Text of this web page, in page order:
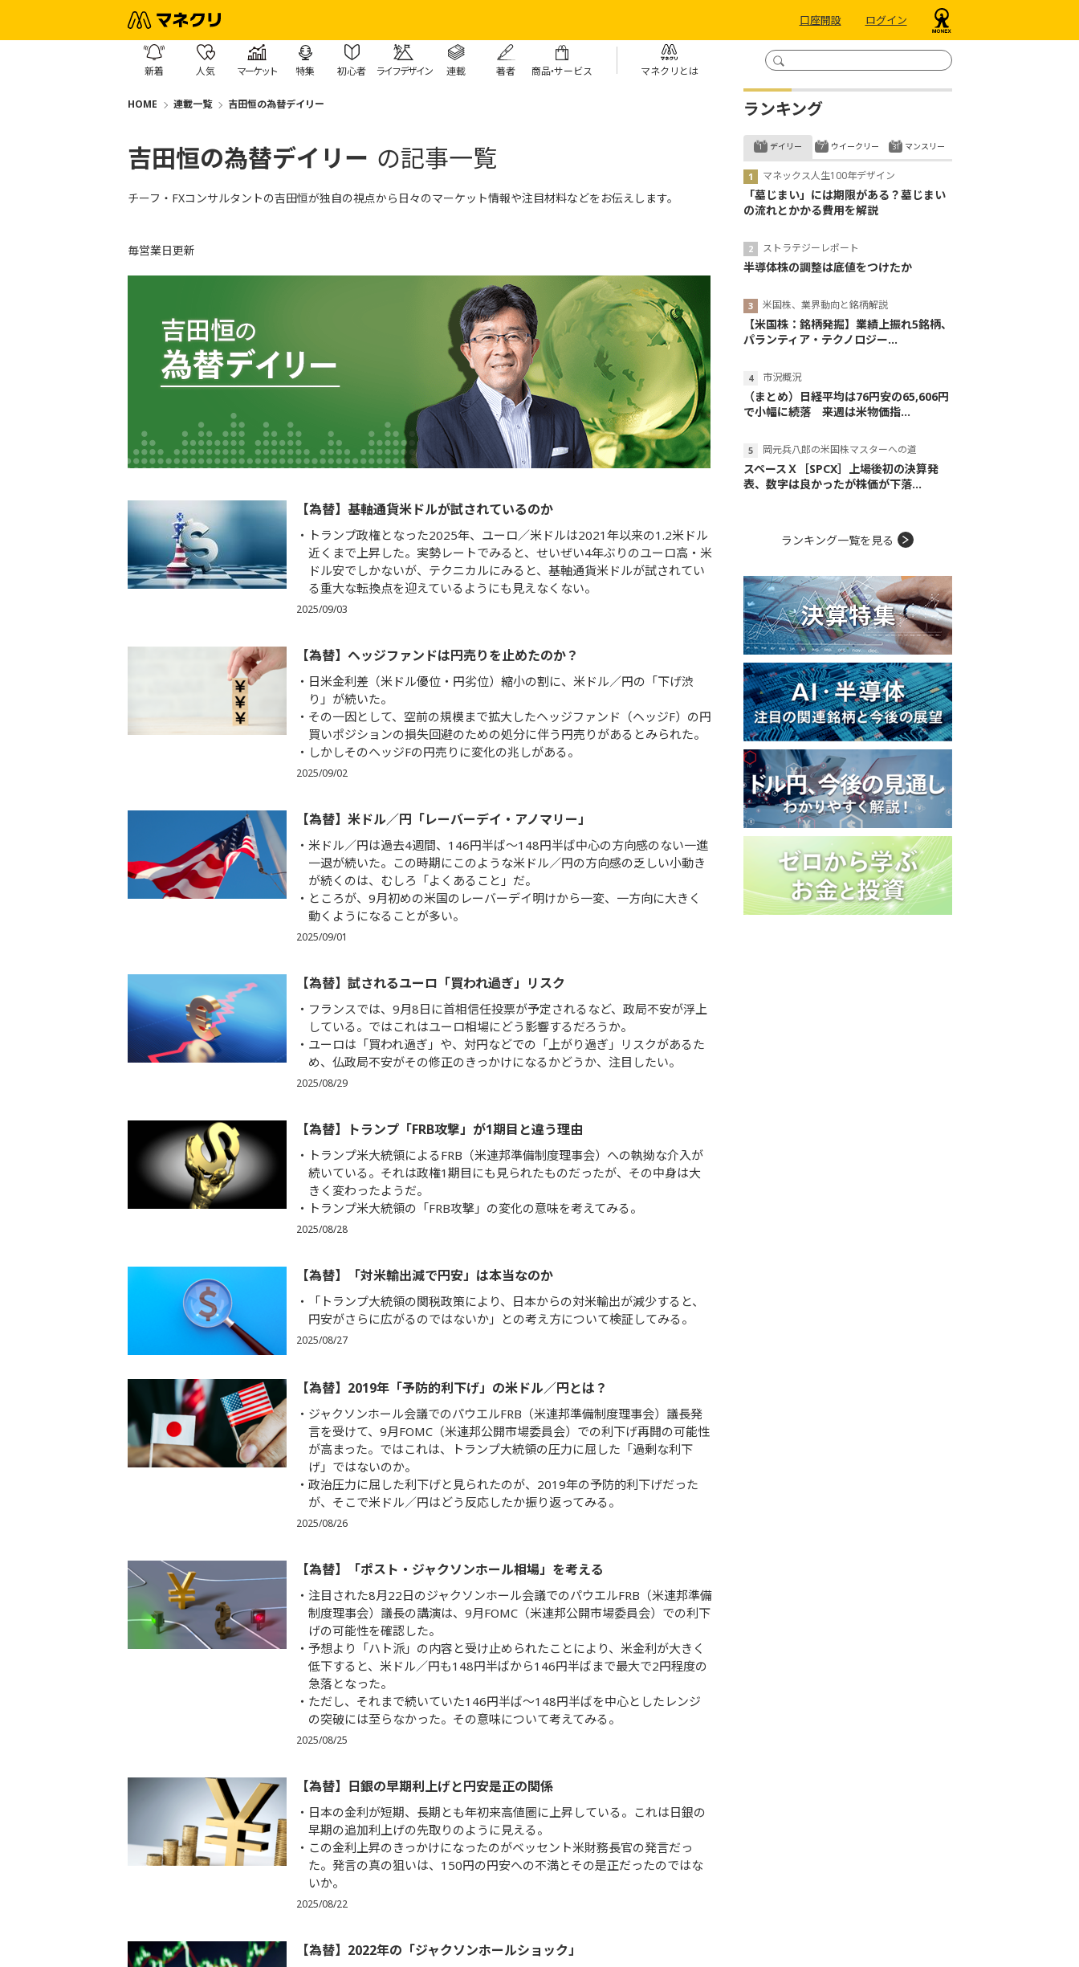
口座開設 ログイン
新着 人気 マーケット 特集 初心者 ライフデザイン 連載 著者 商品・サービス マネクリとは
HOME 連載一覧 吉田恒の為替デイリー
吉田恒の為替デイリー の記事一覧
チーフ・FXコンサルタントの吉田恒が独自の視点から日々のマーケット情報や注目材料などをお伝えします。
毎営業日更新
【為替】基軸通貨米ドルが試されているのか
トランプ政権となった2025年、ユーロ／米ドルは2021年以来の1.2米ドル
近くまで上昇した。実勢レートでみると、せいぜい4年ぶりのユーロ高・米
ドル安でしかないが、テクニカルにみると、基軸通貨米ドルが試されてい
る重大な転換点を迎えているようにも見えなくない。
2025/09/03
【為替】ヘッジファンドは円売りを止めたのか？
日米金利差（米ドル優位・円劣位）縮小の割に、米ドル／円の「下げ渋
り」が続いた。
その一因として、空前の規模まで拡大したヘッジファンド（ヘッジF）の円
買いポジションの損失回避のための処分に伴う円売りがあるとみられた。
しかしそのヘッジFの円売りに変化の兆しがある。
2025/09/02
【為替】米ドル／円「レーバーデイ・アノマリー」
米ドル／円は過去4週間、146円半ば～148円半ば中心の方向感のない一進
一退が続いた。この時期にこのような米ドル／円の方向感の乏しい小動き
が続くのは、むしろ「よくあること」だ。
ところが、9月初めの米国のレーバーデイ明けから一変、一方向に大きく
動くようになることが多い。
2025/09/01
【為替】試されるユーロ「買われ過ぎ」リスク
フランスでは、9月8日に首相信任投票が予定されるなど、政局不安が浮上
している。ではこれはユーロ相場にどう影響するだろうか。
ユーロは「買われ過ぎ」や、対円などでの「上がり過ぎ」リスクがあるた
め、仏政局不安がその修正のきっかけになるかどうか、注目したい。
2025/08/29
【為替】トランプ「FRB攻撃」が1期目と違う理由
トランプ米大統領によるFRB（米連邦準備制度理事会）への執拗な介入が
続いている。それは政権1期目にも見られたものだったが、その中身は大
きく変わったようだ。
トランプ米大統領の「FRB攻撃」の変化の意味を考えてみる。
2025/08/28
【為替】「対米輸出減で円安」は本当なのか
「トランプ大統領の関税政策により、日本からの対米輸出が減少すると、
円安がさらに広がるのではないか」との考え方について検証してみる。
2025/08/27
【為替】2019年「予防的利下げ」の米ドル／円とは？
ジャクソンホール会議でのパウエルFRB（米連邦準備制度理事会）議長発
言を受けて、9月FOMC（米連邦公開市場委員会）での利下げ再開の可能性
が高まった。ではこれは、トランプ大統領の圧力に屈した「過剰な利下
げ」ではないのか。
政治圧力に屈した利下げと見られたのが、2019年の予防的利下げだった
が、そこで米ドル／円はどう反応したか振り返ってみる。
2025/08/26
【為替】「ポスト・ジャクソンホール相場」を考える
注目された8月22日のジャクソンホール会議でのパウエルFRB（米連邦準備
制度理事会）議長の講演は、9月FOMC（米連邦公開市場委員会）での利下
げの可能性を確認した。
予想より「ハト派」の内容と受け止められたことにより、米金利が大きく
低下すると、米ドル／円も148円半ばから146円半ばまで最大で2円程度の
急落となった。
ただし、それまで続いていた146円半ば～148円半ばを中心としたレンジ
の突破には至らなかった。その意味について考えてみる。
2025/08/25
【為替】日銀の早期利上げと円安是正の関係
日本の金利が短期、長期とも年初来高値圏に上昇している。これは日銀の
早期の追加利上げの先取りのように見える。
この金利上昇のきっかけになったのがベッセント米財務長官の発言だっ
た。発言の真の狙いは、150円の円安への不満とその是正だったのではな
いか。
2025/08/22
【為替】2022年の「ジャクソンホールショック」
ランキング
デイリー
マネックス人生100年デザイン
「墓じまい」には期限がある？墓じまい
の流れとかかる費用を解説
ストラテジーレポート
半導体株の調整は底値をつけたか
米国株、業界動向と銘柄解説
【米国株：銘柄発掘】業績上振れ5銘柄、
パランティア・テクノロジー...
市況概況
（まとめ）日経平均は76円安の65,606円
で小幅に続落 来週は米物価指...
岡元兵八郎の米国株マスターへの道
スペースＸ［SPCX］上場後初の決算発
表、数字は良かったが株価が下落...
ウイークリー マンスリー
ランキング一覧を見る